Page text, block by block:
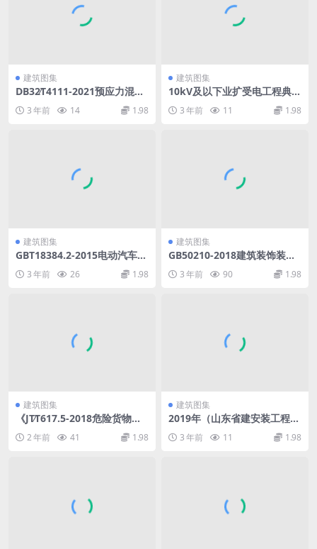
建筑图集
DB32∕T4111-2021预应力混凝
土实心方桩基础技术规程(2.43
MB)2926d89e20af0d44.pdf
3 年前 14 1.98
建筑图集
10kV及以下业扩受电工程典型
设计技术导则及图集（2018
版）.pdf
3 年前 11 1.98
建筑图集
GBT18384.2-2015电动汽车安
故障防护.pdf
3 年前 26 1.98
建筑图集
GB50210-2018建筑装饰装修
3 年前 90 1.98
建筑图集
《JT∕T617.5-2018危险货物道
路运输规则第5部分托运要
求》.rar
2 年前 41 1.98
建筑图集
2019年（山东省建安装工程价
3 年前 11 1.98